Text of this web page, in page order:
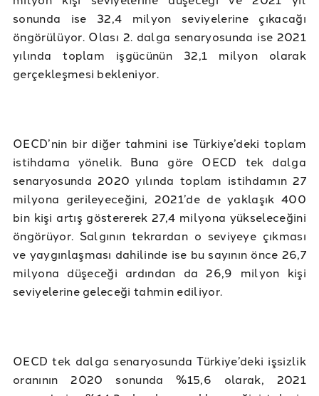
sonunda ise 32,4 milyon seviyelerine çıkacağı
öngörülüyor. Olası 2. dalga senaryosunda ise 2021
yılında toplam işgücünün 32,1 milyon olarak
gerçekleşmesi bekleniyor.
OECD’nin bir diğer tahmini ise Türkiye’deki toplam
istihdama yönelik. Buna göre OECD tek dalga
senaryosunda 2020 yılında toplam istihdamın 27
milyona gerileyeceğini, 2021’de de yaklaşık 400
bin kişi artış göstererek 27,4 milyona yükseleceğini
öngörüyor. Salgının tekrardan o seviyeye çıkması
ve yaygınlaşması dahilinde ise bu sayının önce 26,7
milyona düşeceği ardından da 26,9 milyon kişi
seviyelerine geleceği tahmin ediliyor.
OECD tek dalga senaryosunda Türkiye’deki işsizlik
oranının 2020 sonunda %15,6 olarak, 2021